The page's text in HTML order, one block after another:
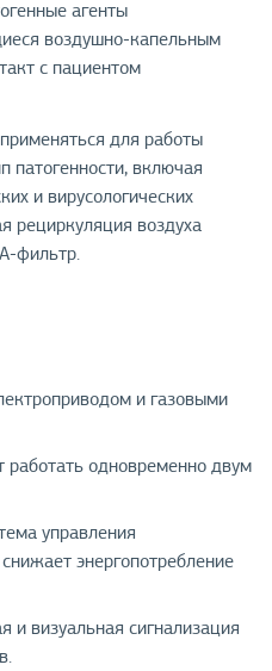
агенты
воздушно-капельным
с пациентом
для работы
патогенности, включая
и вирусологических
рециркуляция воздуха
фильтр.
и газовыми
работать одновременно двум
управления
энергопотребление
и визуальная сигнализация